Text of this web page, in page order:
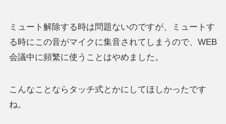
ミュート解除する時は問題ないのですが、ミュートす
る時にこの音がマイクに集音されてしまうので、WEB
会議中に頻繁に使うことはやめました。
こんなことならタッチ式とかにしてほしかったです
ね。